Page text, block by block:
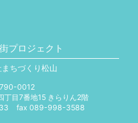
プロジェクト
ちづくり松山
0012
丁目7番地15 きらりん2階
fax 089-998-3588